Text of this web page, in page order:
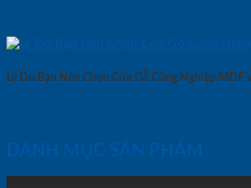
Lý Do Bạn Nên Chọn Cửa Gỗ Công Nghiệp MDF
DANH MỤC SẢN PHẨM